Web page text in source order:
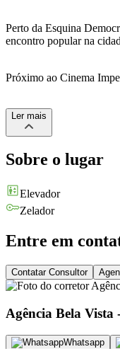
Perto da Esquina
encontro popular na
Próximo ao Cinema
Ler mais
Sobre o lugar
Elevador
Zelador
Entre em
Contatar Consultor
Agência Bela Vista
Whatsapp